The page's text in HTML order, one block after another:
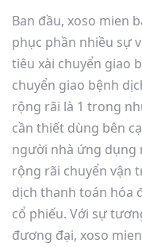
Ban đầu, xoso mien
phục phần nhiều sự
tiêu xài chuyển giao
chuyển giao bệnh
rộng rãi là 1 trong
cần thiết dùng bên
người nhà ứng dụng
rộng rãi chuyển vận
dịch thanh toán hóa
cổ phiếu. Với sự
đương đại, xoso